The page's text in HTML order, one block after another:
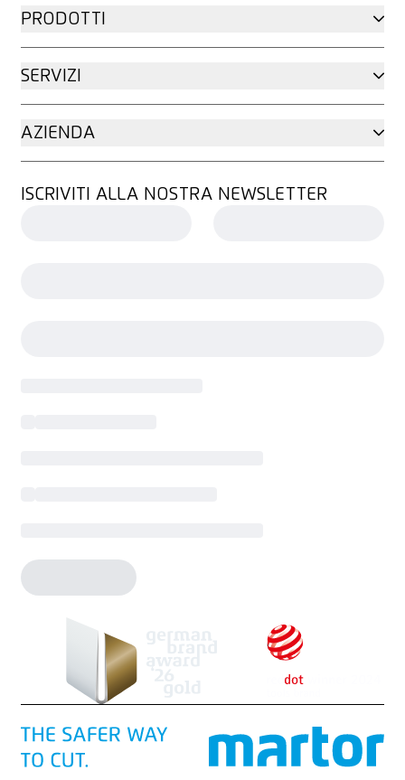
PRODOTTI
SERVIZI
AZIENDA
ISCRIVITI ALLA NOSTRA NEWSLETTER